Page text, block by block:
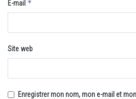
E-mail *
Site web
Enregistrer mon nom, mon e-mail et